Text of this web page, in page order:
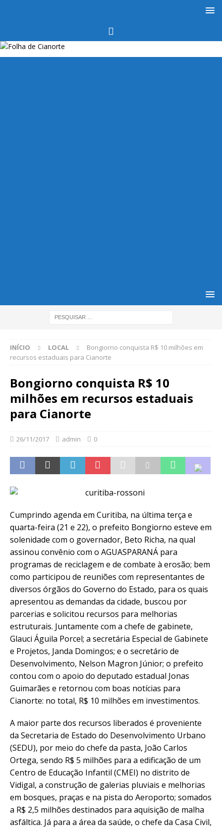
INÍCIO LOCAL
Bongiorno conquista R$ 10 milhões em
recursos estaduais para Cianorte
Bongiorno conquista R$ 10
milhões em recursos estaduais
para Cianorte
26/11/2017 admin 0
Cumprindo agenda em Curitiba, na última terça e
quarta-feira (21 e 22), o prefeito Bongiorno esteve em
solenidade com o governador, Beto Richa, na qual
assinou convênio com o AGUASPARANÁ para
programas de reciclagem e de combate à erosão; bem
como participou de reuniões com representantes de
diversos órgãos do Governo do Estado, para os quais
apresentou as demandas da cidade, buscou por
parcerias e solicitou recursos para melhorias
estruturais. Juntamente com a chefe de gabinete,
Glauci Águila Porcel; a secretária Especial de Gabinete
e Projetos, Janda Domingos; e o secretário de
Desenvolvimento, Nelson Magron Júnior; o prefeito
contou com o apoio do deputado estadual Jonas
Guimarães e retornou com boas notícias para
Cianorte: no total, R$ 10 milhões em investimentos.
A maior parte dos recursos liberados é proveniente
da Secretaria de Estado do Desenvolvimento Urbano
(SEDU), por meio do chefe da pasta, João Carlos
Ortega, sendo R$ 5 milhões para a edificação de um
Centro de Educação Infantil (CMEI) no distrito de
Vidigal, a construção de galerias pluviais e melhorias
em bosques, praças e na pista do Aeroporto; somados
a R$ 2,5 milhões destinados para aquisição de malha
asfáltica. Já para a área da saúde, o chefe da Casa Civil,